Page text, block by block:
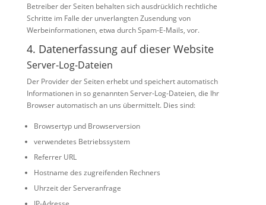
Betreiber der Seiten behalten sich ausdrücklich rechtliche
Schritte im Falle der unverlangten Zusendung von
Werbeinformationen, etwa durch Spam-E-Mails, vor.
4. Datenerfassung auf dieser Website
Server-Log-Dateien
Der Provider der Seiten erhebt und speichert automatisch
Informationen in so genannten Server-Log-Dateien, die Ihr
Browser automatisch an uns übermittelt. Dies sind:
Browsertyp und Browserversion
verwendetes Betriebssystem
Referrer URL
Hostname des zugreifenden Rechners
Uhrzeit der Serveranfrage